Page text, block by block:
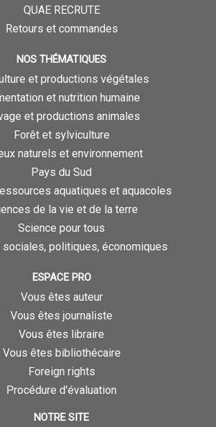
QUAE RECRUTE
Retours et commandes
NOS THÉMATIQUES
et productions végétales
et nutrition humaine
et productions animales
Forêt et sylviculture
naturels et environnement
Pays du Sud
aquatiques et aquacoles
de la vie et de la terre
Science pour tous
politiques, économiques
ESPACE PRO
Vous êtes auteur
Vous êtes journaliste
Vous êtes libraire
Vous êtes bibliothécaire
Foreign rights
Procédure d'évaluation
NOTRE SITE